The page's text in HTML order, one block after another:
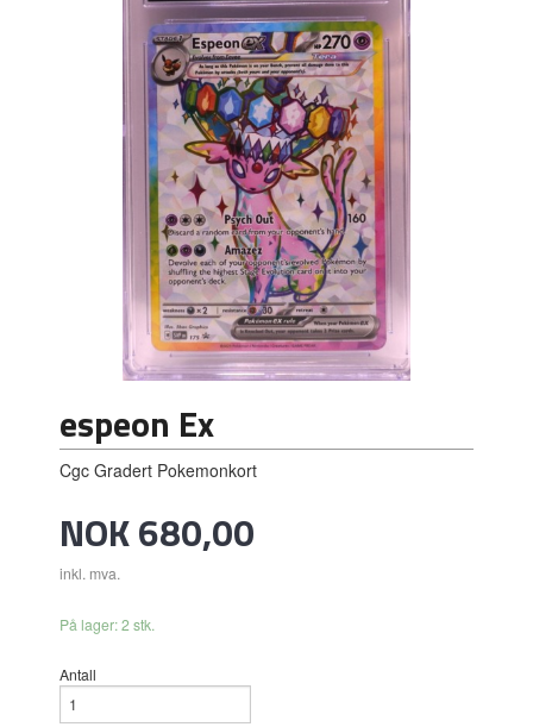
espeon Ex
Cgc Gradert Pokemonkort
Pris
NOK680,00
inkl. mva.
På lager: 2 stk.
Antall